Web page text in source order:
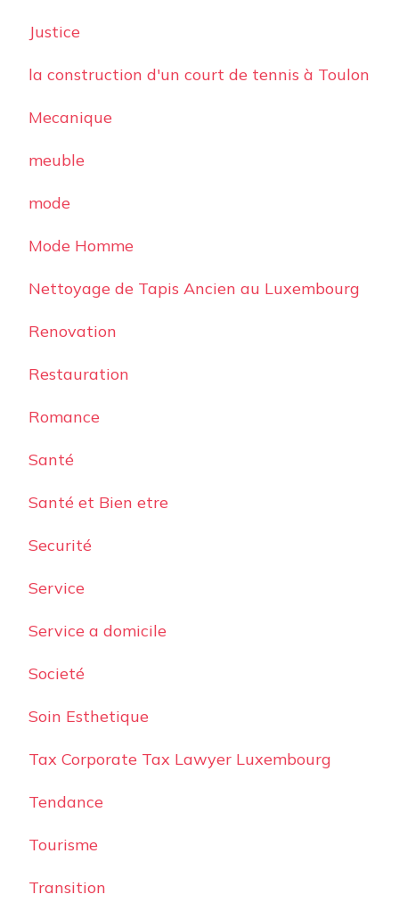
Justice
la construction d'un court de tennis à Toulon
Mecanique
meuble
mode
Mode Homme
Nettoyage de Tapis Ancien au Luxembourg
Renovation
Restauration
Romance
Santé
Santé et Bien etre
Securité
Service
Service a domicile
Societé
Soin Esthetique
Tax Corporate Tax Lawyer Luxembourg
Tendance
Tourisme
Transition